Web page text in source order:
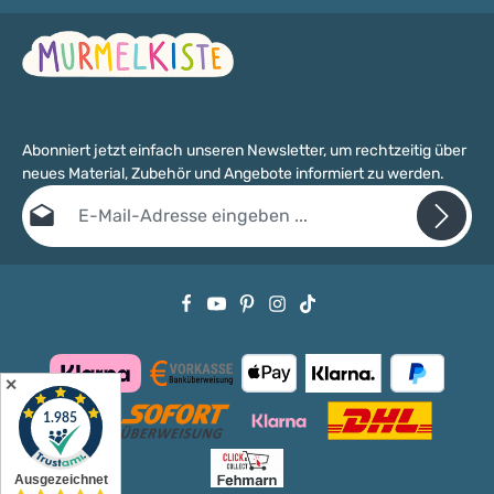
Abonniert jetzt einfach unseren Newsletter, um rechtzeitig über
neues Material, Zubehör und Angebote informiert zu werden.
E-Mail-Adresse*
Datenschutzbestimmungenzur Kenntnis genommen
✕